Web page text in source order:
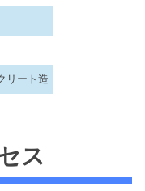
リート造
ス